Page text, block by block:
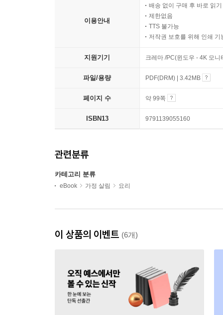
이용안내
배송 없이 구매 후 바로 읽기
제한없음
TTS 불가능
저작권 보호를 위해 인쇄 기
지원기기 크레마 /PC(윈도우 - 4K 모
파일/용량 PDF(DRM) | 3.42MB
페이지 수 약 99쪽
ISBN13 9791139055160
관련분류
카테고리 분류
eBook 가정 살림 요리
이 상품의 이벤트 (6개)